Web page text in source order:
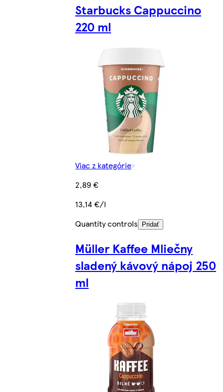
Starbucks Cappuccino
220 ml
Viac z kategórie
2,89 €
13,14 €/l
Quantity controls Pridať
Müller Kaffee Mliečny
sladený kávový nápoj 250
ml